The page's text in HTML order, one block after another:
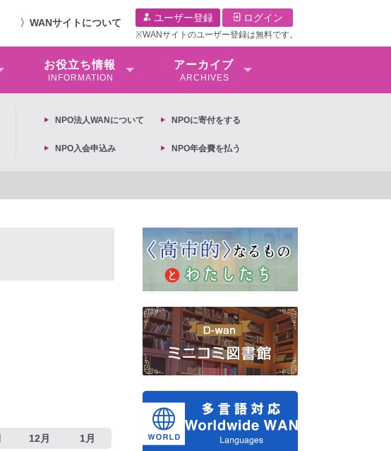
〉 WANサイトについて ユーザー登録 ログイン
※WANサイトのユーザー登録は無料です。
お役⽴ち情報
INFORMATION
アーカイブ
ARCHIVES
NPO法⼈WANについて NPOに寄付をする
NPO入会申込み NPO年会費を払う
12月 1月